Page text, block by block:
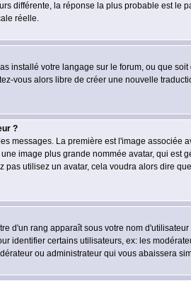
différente, la réponse la plus probable est
réelle.
installé votre langage sur le forum, ou que
vous alors libre de créer une nouvelle
?
messages. La première est l'image
image plus grande nommée avatar, qui
utilisez un avatar, cela voudra alors dire
d'un rang apparaît sous votre nom
identifier certains utilisateurs, ex: les
ou administrateur qui vous abaissera